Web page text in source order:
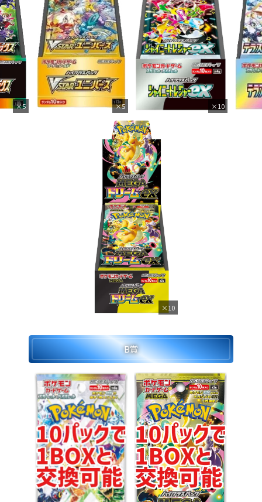
×5 ×5 ×10
×10
B賞